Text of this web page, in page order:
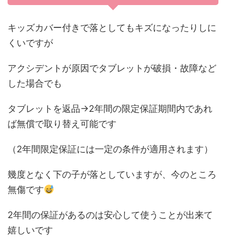
キッズカバー付きで落としてもキズになったりしに
くいですが
アクシデントが原因でタブレットが破損・故障など
した場合でも
タブレットを返品→2年間の限定保証期間内であれ
ば無償で取り替え可能です
（2年間限定保証には一定の条件が適用されます）
幾度となく下の子が落としていますが、今のところ
無傷です
2年間の保証があるのは安心して使うことが出来て
嬉しいです